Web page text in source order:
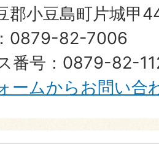
郡小豆島町片城甲
0879-82-7006
番号：0879-82-
ームからお問い合